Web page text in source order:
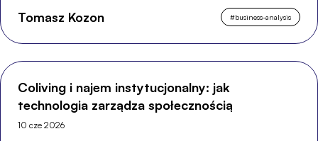
Tomasz Kozon #business-analysis
Coliving i najem instytucjonalny: jak
technologia zarządza społecznością
10 cze 2026